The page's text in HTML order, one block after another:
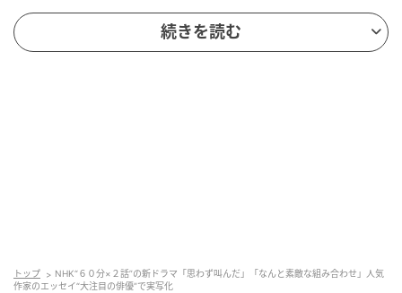
エッセイスト・燃え殻が描きだす切なさは、日常のな
かに見え隠れする喪失に、そっと重なる。
ドラマティ
ともある。
続きを読む
トップ
NHK“６０分×２話”の新ドラマ「思わず叫んだ」「なんと素敵な組み合わせ」人気
作家のエッセイ“大注目の俳優”で実写化